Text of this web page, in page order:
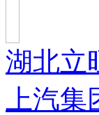
湖北立
上汽